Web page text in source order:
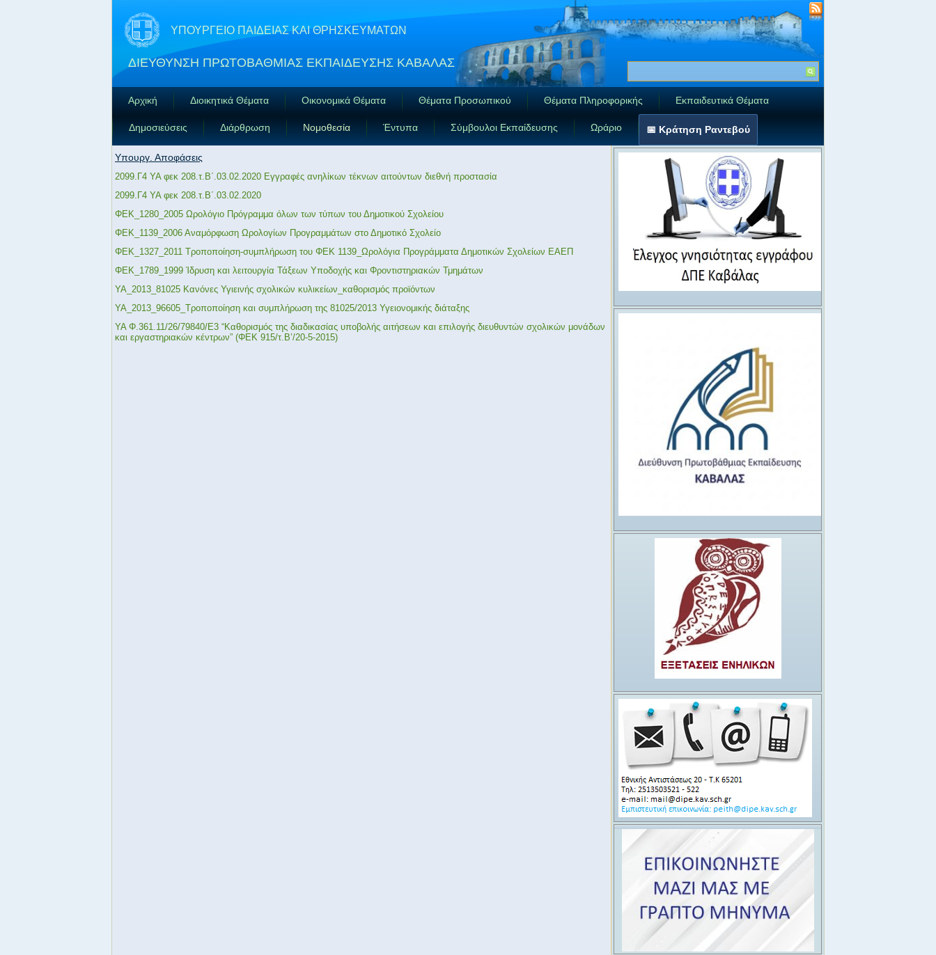
ΔΙΕΥΘΥΝΣΗ ΠΡΩΤΟΒΑΘΜΙΑΣ ΕΚΠΑΙΔΕΥΣΗΣ ΚΑΒΑΛΑΣ
ΥΠΟΥΡΓΕΙΟ ΠΑΙΔΕΙΑΣ ΚΑΙ ΘΡΗΣΚΕΥΜΑΤΩΝ
Αρχική Διοικητικά Θέματα Οικονομικά Θέματα Θέματα Προσωπικού Θέματα Πληροφορικής Εκπαιδευτικά Θέματα
Δημοσιεύσεις Διάρθρωση Νομοθεσία Έντυπα Σύμβουλοι Εκπαίδευσης Ωράριο 📅 Κράτηση Ραντεβού
Υπουργ. Αποφάσεις
2099.Γ4 ΥΑ φεκ 208.τ.Β΄.03.02.2020 Εγγραφές ανηλίκων τέκνων αιτούντων διεθνή προστασία
2099.Γ4 ΥΑ φεκ 208.τ.Β΄.03.02.2020
ΦΕΚ_1280_2005 Ωρολόγιο Πρόγραμμα όλων των τύπων του Δημοτικού Σχολείου
ΦΕΚ_1139_2006 Αναμόρφωση Ωρολογίων Προγραμμάτων στο Δημοτικό Σχολείο
ΦΕΚ_1327_2011 Τροποποίηση-συμπλήρωση του ΦΕΚ 1139_Ωρολόγια Προγράμματα Δημοτικών Σχολείων ΕΑΕΠ
ΦΕΚ_1789_1999 Ίδρυση και λειτουργία Τάξεων Υποδοχής και Φροντιστηριακών Τμημάτων
ΥΑ_2013_81025 Κανόνες Υγιεινής σχολικών κυλικείων_καθορισμός προϊόντων
ΥΑ_2013_96605_Τροποποίηση και συμπλήρωση της 81025/2013 Υγειονομικής διάταξης
ΥΑ Φ.361.11/26/79840/Ε3 “Καθορισμός της διαδικασίας υποβολής αιτήσεων και επιλογής διευθυντών σχολικών μονάδων
και εργαστηριακών κέντρων” (ΦΕΚ 915/τ.Β’/20-5-2015)